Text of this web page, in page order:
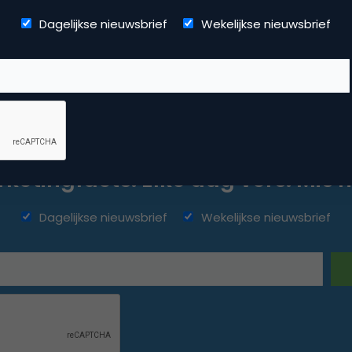
Dagelijkse nieuwsbrief Wekelijkse nieuwsbrief
Elke dag vers. Mis
Dagelijkse nieuwsbrief Wekelijkse nieuwsbrief